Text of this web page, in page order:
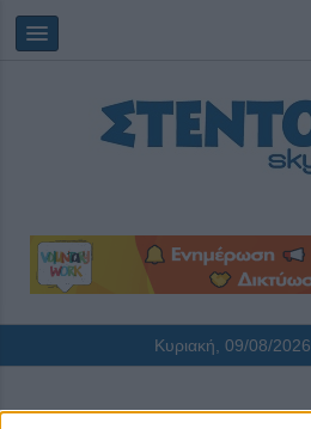
Κυριακή, 09/08/2026